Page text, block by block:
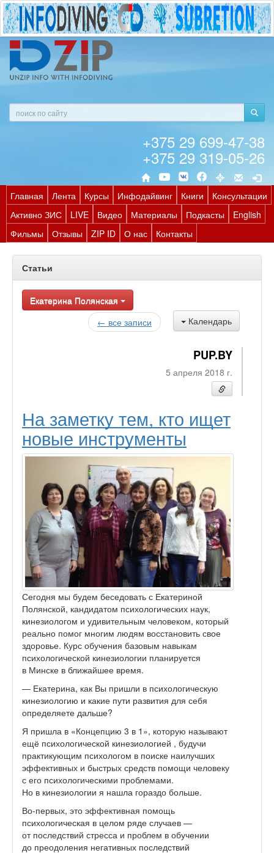
+375 29 699-47-38
+375 29 319-05-26
Главная Лента Курсы Инфодайвинг Книги
Консультации
Активно ЗИС
LIVE Видео Материалы Подкасты
English
Фильмы
Отзывы ZIP ID О нас Контакты
Статьи
Екатерина Полянская
Календарь
← все записи
PUP.BY
5 апреля 2018 г.
На заметку тем, кто ищет
новые инструменты
Сегодня мы будем беседовать с Екатериной
Полянской, кандидатом психологических наук,
кинезиологом и удивительным человеком, который
реально помог многим людям восстановить свое
здоровье. Курс обучения базовым навыкам
психологической кинезиологии планируется
в Минске в ближайшее время.
— Екатерина, как Вы пришли в психологическую
кинезиологию и какие пути развития для себя
определяете дальше?
Я пришла в «Концепцию 3 в 1», которую называют
ещё психологической кинезиологией , будучи
практикующим психологом в поиске наилучших
эффективных и быстрых средств помощи человеку
с его психологическими проблемами.
Но в кинезиологии я нашла гораздо больше.
Во-первых, это эффективная помощь
психологическая в целом ряде случаев —
от последствий стресса и проблем в обучении
до преодоления негативных последствий